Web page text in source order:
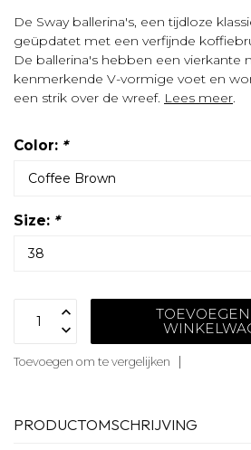
De Sway ballerina's, een tijdloze
geüpdatet met een verfijnde
De ballerina's hebben een vierkante
kenmerkende V-vormige voet en
een strik over de wreef. Lees meer.
Color: *
Size: *
Toevoegen om te vergelijken
PRODUCTOMSCHRIJVING